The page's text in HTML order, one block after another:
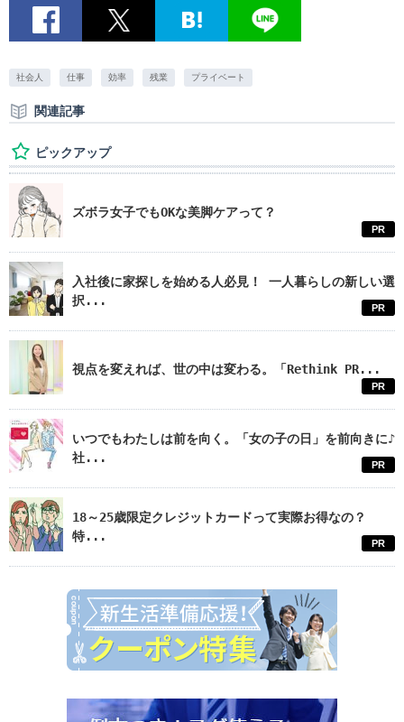
社会人 仕事 効率 残業 プライベート
関連記事
ピックアップ
ズボラ女子でもOKな美脚ケアって？
PR
入社後に家探しを始める人必見！ 一人暮らしの新しい選
択...
PR
視点を変えれば、世の中は変わる。「Rethink PR...
PR
いつでもわたしは前を向く。「女の子の日」を前向きに♪
社...
PR
18～25歳限定クレジットカードって実際お得なの？
特...
PR